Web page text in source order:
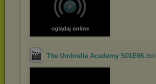
oglądaj online
The Umbrella Academy S01E06.avi